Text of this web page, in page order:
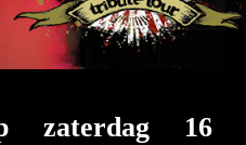
zaterdag 16